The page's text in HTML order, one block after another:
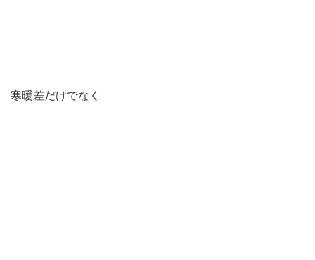
寒暖差だけでなく